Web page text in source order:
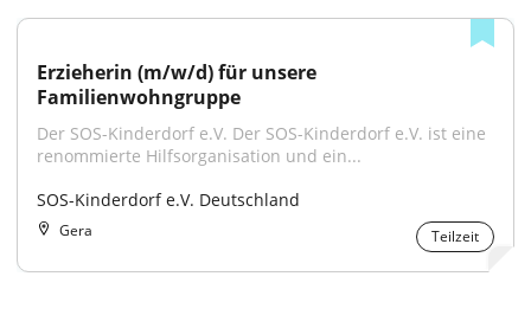
Erzieherin (m/w/d) für unsere
Familienwohngruppe
Der SOS-Kinderdorf e.V. Der SOS-Kinderdorf e.V. ist eine
renommierte Hilfsorganisation und ein...
SOS-Kinderdorf e.V. Deutschland
Gera Teilzeit